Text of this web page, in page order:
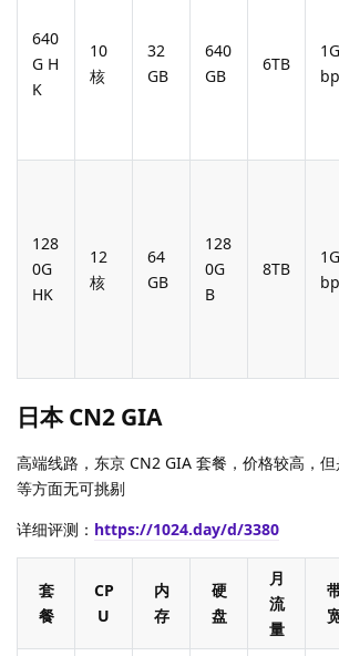
640
G H
K
10
核
32
GB
640
GB
6TB
1G
128
0G
HK
12
核
64
GB
128
0G
B
8TB
1G
日本 CN2 GIA
高端线路，东京 CN2 GIA 套餐，价格较高，
等方面无可挑剔
详细评测： https://1024.day/d/3380
套
餐
CP
U
内
存
硬
盘
月
流
量